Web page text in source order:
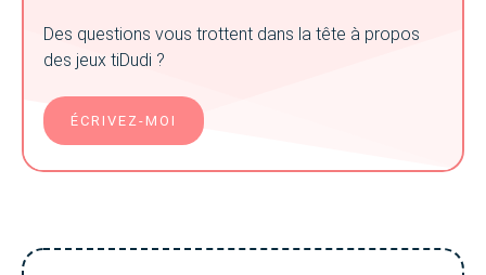
Des questions vous trottent dans la tête à propos
des jeux tiDudi ?
ÉCRIVEZ-MOI